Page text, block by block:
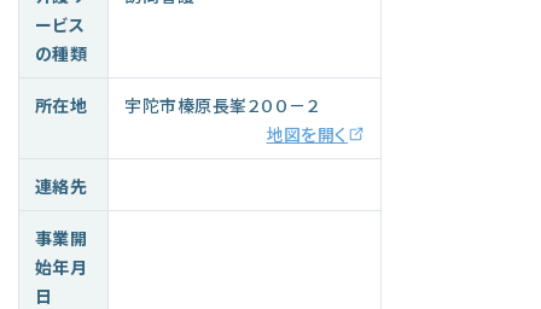
ービス
の種類
所在地
宇陀市榛原長峯２００－２
地図を開く
連絡先
事業開
始年月
日